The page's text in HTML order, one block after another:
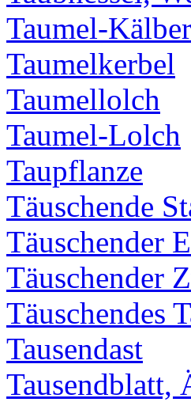
Taumel-
Taumelkerbel
Taumellolch
Taumel-Lolch
Taupflanze
Täuschende
Täuschender
Täuschender
Täuschendes
Tausendast
Tausendblatt,